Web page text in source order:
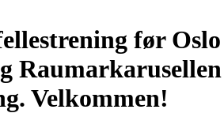
før Oslo
Raumarkarusellen
Velkommen!